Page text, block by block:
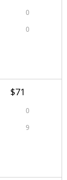
0
0
$71
0
9